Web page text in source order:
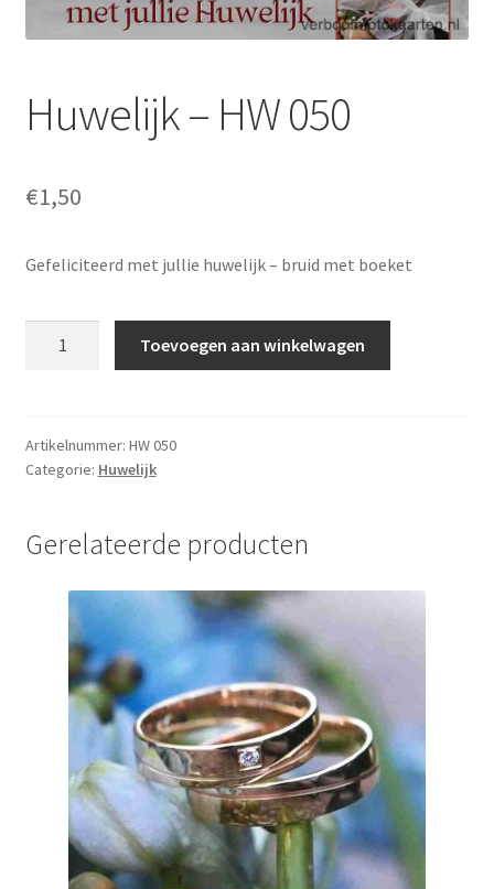
Huwelijk – HW 050
€1,50
Gefeliciteerd met jullie huwelijk – bruid met boeket
aantal
Toevoegen aan winkelwagen
Artikelnummer: HW 050
Categorie: Huwelijk
Gerelateerde producten